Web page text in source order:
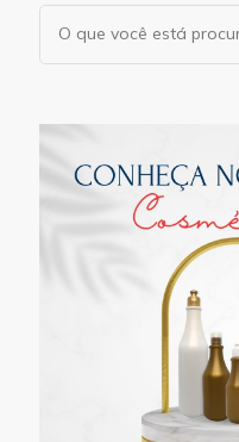
Procurando
algo?